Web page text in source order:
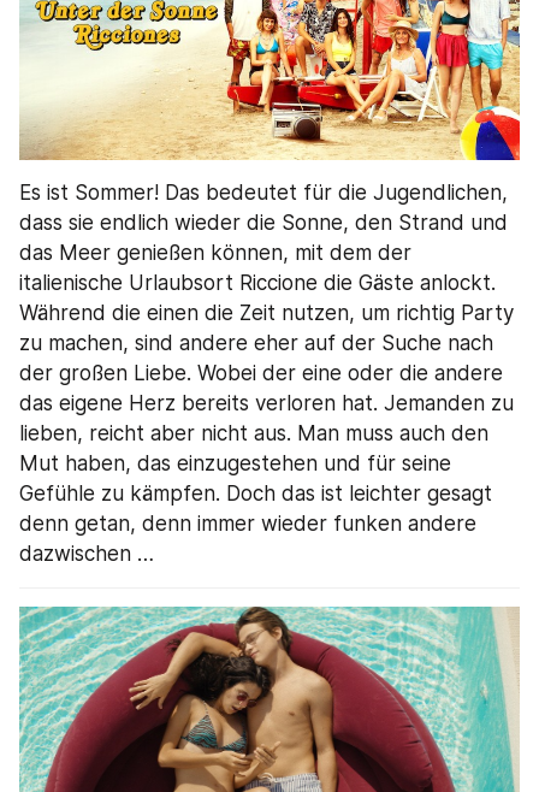
Es ist Sommer! Das bedeutet für die Jugendlichen,
dass sie endlich wieder die Sonne, den Strand und
das Meer genießen können, mit dem der
italienische Urlaubsort Riccione die Gäste anlockt.
Während die einen die Zeit nutzen, um richtig Party
zu machen, sind andere eher auf der Suche nach
der großen Liebe. Wobei der eine oder die andere
das eigene Herz bereits verloren hat. Jemanden zu
lieben, reicht aber nicht aus. Man muss auch den
Mut haben, das einzugestehen und für seine
Gefühle zu kämpfen. Doch das ist leichter gesagt
denn getan, denn immer wieder funken andere
dazwischen …